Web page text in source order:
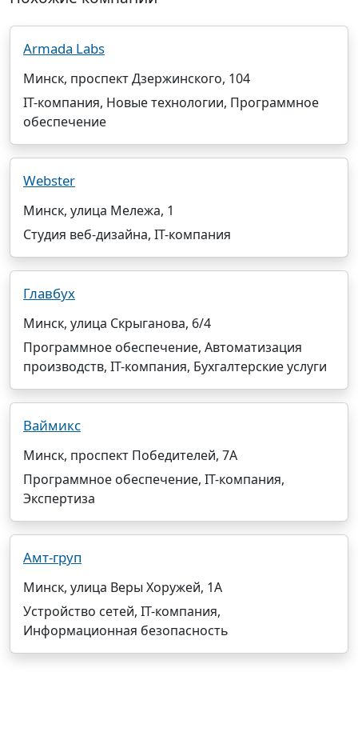
Armada Labs
Минск, проспект Дзержинского, 104
IT-компания, Новые технологии, Программное
обеспечение
Webster
Минск, улица Мележа, 1
Студия веб-дизайна, IT-компания
Главбух
Минск, улица Скрыганова, 6/4
Программное обеспечение, Автоматизация
производств, IT-компания, Бухгалтерские услуги
Ваймикс
Минск, проспект Победителей, 7А
Программное обеспечение, IT-компания,
Экспертиза
Амт-груп
Минск, улица Веры Хоружей, 1А
Устройство сетей, IT-компания,
Информационная безопасность